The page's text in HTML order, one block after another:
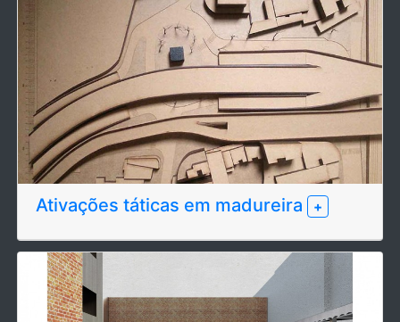
Ativações táticas em madureira +